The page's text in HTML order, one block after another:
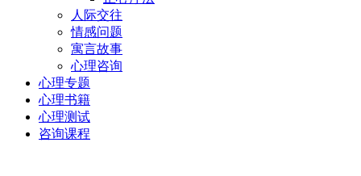
人际交往
情感问题
寓言故事
心理咨询
心理专题
心理书籍
心理测试
咨询课程